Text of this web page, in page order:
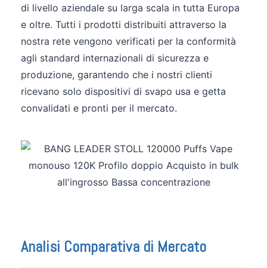
di livello aziendale su larga scala in tutta Europa
e oltre. Tutti i prodotti distribuiti attraverso la
nostra rete vengono verificati per la conformità
agli standard internazionali di sicurezza e
produzione, garantendo che i nostri clienti
ricevano solo dispositivi di svapo usa e getta
convalidati e pronti per il mercato.
Analisi Comparativa di Mercato